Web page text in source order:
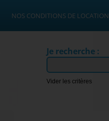
NOS CONDITIONS DE LOCATION
Je recherche :
Vider les critères